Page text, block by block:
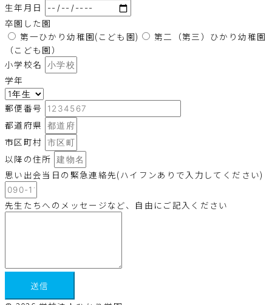
生年月日
卒園した園
第一ひかり幼稚園(こども園)
第二（第三）ひかり幼稚園
（こども園）
小学校名
学年
郵便番号
都道府県
市区町村
以降の住所
思い出会当日の緊急連絡先(ハイフンありで入力してください)
先生たちへのメッセージなど、自由にご記入ください
送信